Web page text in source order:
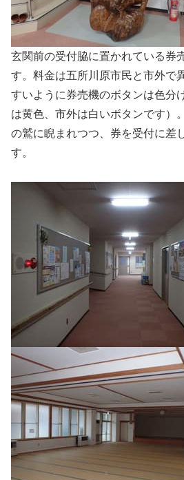
玄関前の受付脇に置かれている券
す。料金は五所川原市民と市外で
すいように券売機のボタンは色分
は黄色、市外は白いボタンです）
の鷲に睨まれつつ、券を受付に差
す。